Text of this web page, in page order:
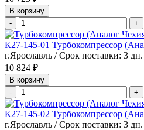
В корзину
-
+
К27-145-01 Турбокомпрессор
г.Ярославль / Срок поставки: 3 дн.
10 824 ₽
В корзину
-
+
К27-145-02 Турбокомпрессор
г.Ярославль / Срок поставки: 3 дн.